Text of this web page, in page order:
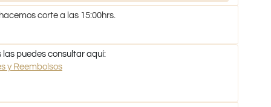
, hacemos corte a las 15:00hrs.
puedes consultar aquí:
y Reembolsos